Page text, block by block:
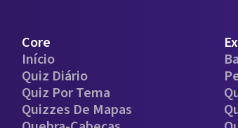
Core
Início
Quiz Diário
Quiz Por Tema
Quizzes De Mapas